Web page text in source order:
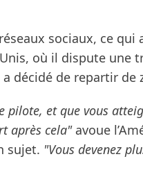
sociaux, ce qui
où il dispute une
décidé de repartir de
pilote, et que vous
après cela"avoue
sujet. "Vous devenez